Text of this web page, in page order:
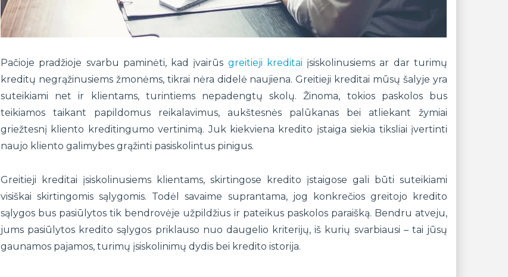
Pačioje pradžioje svarbu paminėti, kad įvairūs greitieji kreditai įsiskolinusiems ar dar turimų
kreditų negrąžinusiems žmonėms, tikrai nėra didelė naujiena. Greitieji kreditai mūsų šalyje yra
suteikiami net ir klientams, turintiems nepadengtų skolų. Žinoma, tokios paskolos bus
teikiamos taikant papildomus reikalavimus, aukštesnės palūkanas bei atliekant žymiai
griežtesnį kliento kreditingumo vertinimą. Juk kiekviena kredito įstaiga siekia tiksliai įvertinti
naujo kliento galimybes grąžinti pasiskolintus pinigus.
Greitieji kreditai įsiskolinusiems klientams, skirtingose kredito įstaigose gali būti suteikiami
visiškai skirtingomis sąlygomis. Todėl savaime suprantama, jog konkrečios greitojo kredito
sąlygos bus pasiūlytos tik bendrovėje užpildžius ir pateikus paskolos paraišką. Bendru atveju,
jums pasiūlytos kredito sąlygos priklauso nuo daugelio kriterijų, iš kurių svarbiausi – tai jūsų
gaunamos pajamos, turimų įsiskolinimų dydis bei kredito istorija.